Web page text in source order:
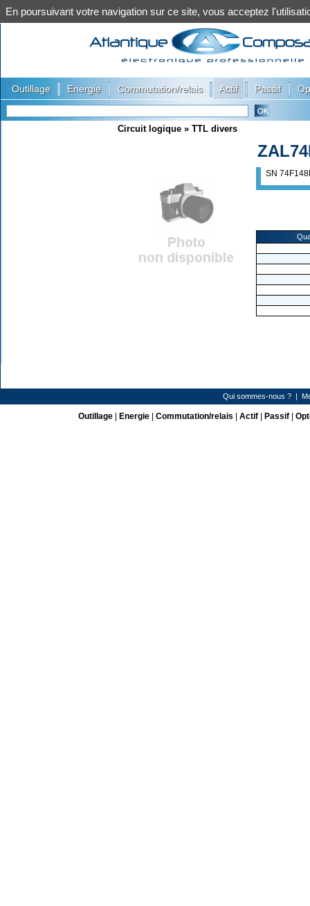
Outillage Energie Commutation/relais Actif Passif
Circuit logique » TTL divers
SN
Qui sommes-nous ? |
Outillage| Energie| Commutation/relais Actif| Passif|
En poursuivant votre navigation sur ce site, vous acceptez